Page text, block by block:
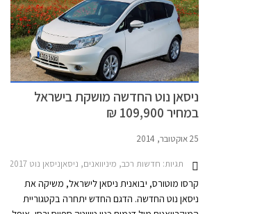
ניסאן נוט החדשה מושקת בישראל
במחיר 109,900 ₪
25 אוקטובר, 2014
תגיות: חדשות רכב, מיניוואנים, ניסאןניסאן נוט 2014-2017
קרסו מוטורס, יבואנית ניסאן לישראל, משיקה את
ניסאן נוט החדשה. הדגם החדש יתחרה בקטגוריית